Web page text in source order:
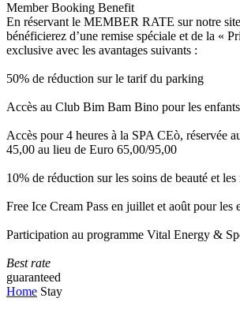
Member Booking Benefit
En réservant le MEMBER RATE sur notre
bénéficierez d’une remise spéciale et de la «
exclusive avec les avantages suivants :
50% de réduction sur le tarif du parking
Accès au Club Bim Bam Bino pour les
Accès pour 4 heures à la SPA CEò, réservée
45,00 au lieu de Euro 65,00/95,00
10% de réduction sur les soins de beauté et les
Free Ice Cream Pass en juillet et août pour les
Participation au programme Vital Energy &
Best rate
guaranteed
Home Stay